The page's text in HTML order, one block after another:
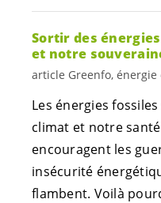
Sortir des
et notre
article Greenfo,
Les énergies
climat et notre
encouragent les
insécurité
flambent. Voilà